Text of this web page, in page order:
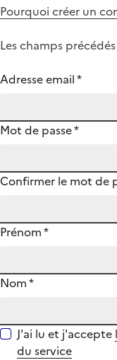
Pourquoi créer un
Les champs
Adresse email*
Mot de passe*
Confirmer le mot de
Prénom*
Nom*
J'ai lu et j'accepte
du service